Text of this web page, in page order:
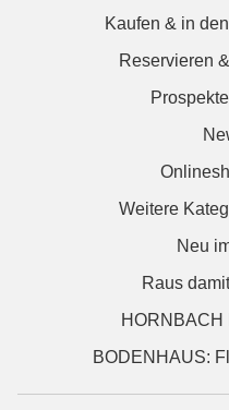
Kaufen & in
Reservieren
Weitere
Neu
Raus
HORNBACH
BODENHAUS: